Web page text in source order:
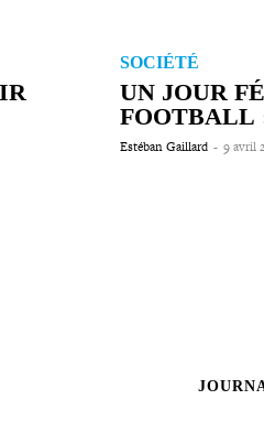
SOCIÉTÉ
UN JOUR
FOOTBALL
Estéban Gaillard - 9 avril